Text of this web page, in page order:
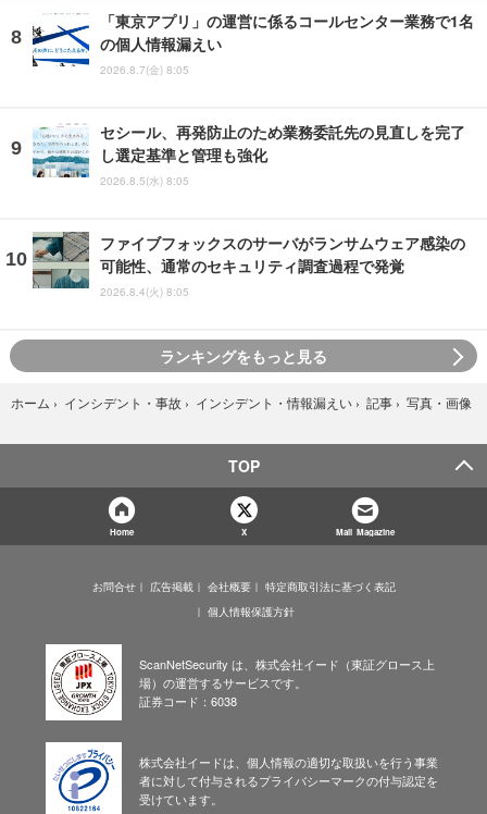
「東京アプリ」の運営に係るコールセンター業務で1名
の個人情報漏えい
2026.8.7(金) 8:05
セシール、再発防止のため業務委託先の見直しを完了
し選定基準と管理も強化
2026.8.5(水) 8:05
ファイブフォックスのサーバがランサムウェア感染の
可能性、通常のセキュリティ調査過程で発覚
2026.8.4(火) 8:05
ランキングをもっと見る
ホーム › インシデント・事故 › インシデント・情報漏えい › 記事 › 写真・画像
TOP
Home X Mail Magazine
お問合せ 広告掲載 会社概要
特定商取引法に基づく表記
個人情報保護方針
ScanNetSecurity は、株式会社イード（東証グロース上
場）の運営するサービスです。
証券コード：6038
株式会社イードは、個人情報の適切な取扱いを行う事業
者に対して付与されるプライバシーマークの付与認定を
受けています。